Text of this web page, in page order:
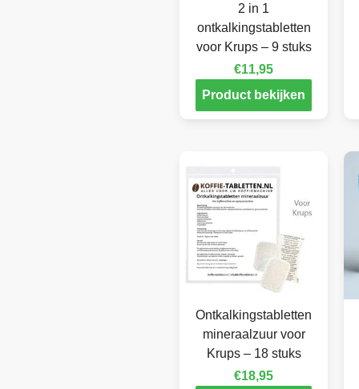
2 in 1
ontkalkingstabletten
voor Krups – 9 stuks
€11,95
Product bekijken
Ontkalkingstabletten
mineraalzuur voor
Krups – 18 stuks
€18,95